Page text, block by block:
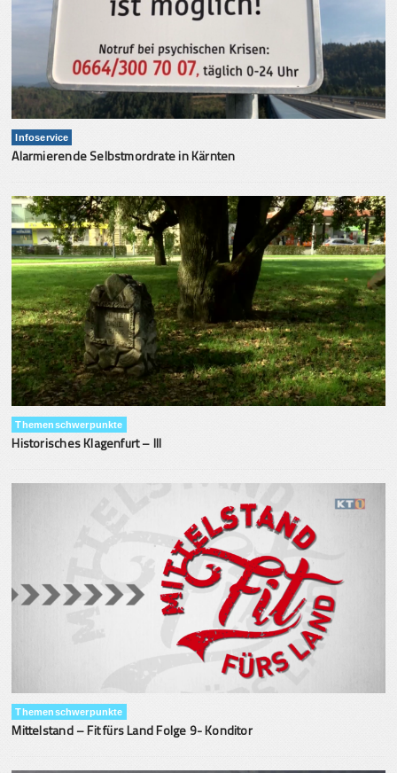
Infoservice
Alarmierende Selbstmordrate in Kärnten
Themenschwerpunkte
Historisches Klagenfurt – III
Themenschwerpunkte
Mittelstand – Fit fürs Land Folge 9- Konditor